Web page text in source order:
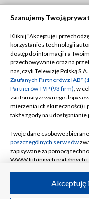
Abonament TVP
Emisja w TVP
Centrum informacji
Naziemna Telewizja
Rada Programowa
System NOS
Informacje o nadawcy
Program dla prasy
Szanujemy Twoją
Kliknij "Akceptuję i
korzystanie z technologii
dostęp do informacji na
przechowywanie oraz na
nas, czyli Telewizję Polską
Zaufanych Partnerów z IAB*
Partnerów TVP (93 firm), w
zautomatyzowanego
mierzenia ich skuteczności) i
także zgody na udostępnianie
Twoje dane osobowe
poszczególnych serwisów
zapisywane za pomocą
WWW lub innych podobnych
ruchu w Internecie.Akceptuję